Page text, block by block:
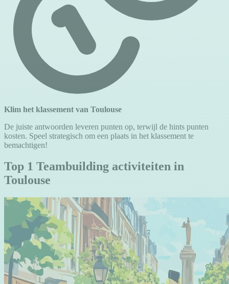
Klim het klassement van Toulouse
De juiste antwoorden leveren punten op, terwijl de hints punten
kosten. Speel strategisch om een plaats in het klassement te
bemachtigen!
Top 1 Teambuilding activiteiten in
Toulouse